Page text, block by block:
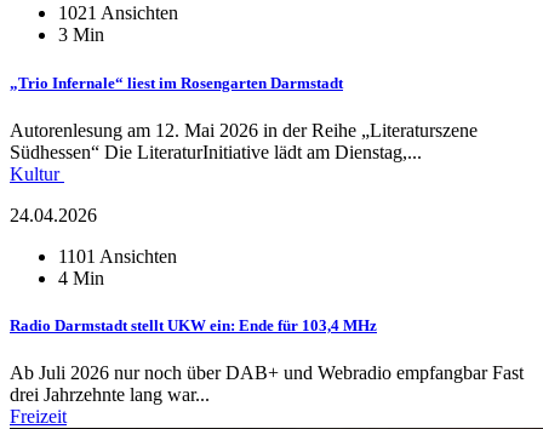
1021 Ansichten
3 Min
„Trio Infernale“ liest im Rosengarten Darmstadt
Autorenlesung am 12. Mai 2026 in der Reihe „Literaturszene
Südhessen“ Die LiteraturInitiative lädt am Dienstag,...
Kultur
24.04.2026
1101 Ansichten
4 Min
Radio Darmstadt stellt UKW ein: Ende für 103,4 MHz
Ab Juli 2026 nur noch über DAB+ und Webradio empfangbar Fast
drei Jahrzehnte lang war...
Freizeit